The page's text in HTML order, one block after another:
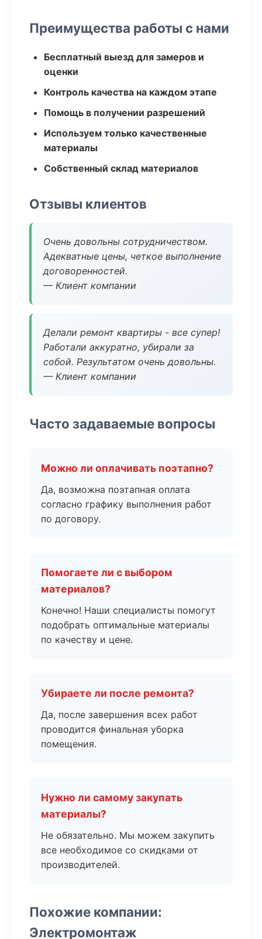
Преимущества работы с нами
Бесплатный выезд для замеров и
оценки
Контроль качества на каждом этапе
Помощь в получении разрешений
Используем только качественные
материалы
Собственный склад материалов
Отзывы клиентов
Очень довольны сотрудничеством.
Адекватные цены, четкое выполнение
договоренностей.
— Клиент компании
Делали ремонт квартиры - все супер!
Работали аккуратно, убирали за
собой. Результатом очень довольны.
— Клиент компании
Часто задаваемые вопросы
Можно ли оплачивать поэтапно?
Да, возможна поэтапная оплата
согласно графику выполнения работ
по договору.
Помогаете ли с выбором
материалов?
Конечно! Наши специалисты помогут
подобрать оптимальные материалы
по качеству и цене.
Убираете ли после ремонта?
Да, после завершения всех работ
проводится финальная уборка
помещения.
Нужно ли самому закупать
материалы?
Не обязательно. Мы можем закупить
все необходимое со скидками от
производителей.
Похожие компании:
Электромонтаж